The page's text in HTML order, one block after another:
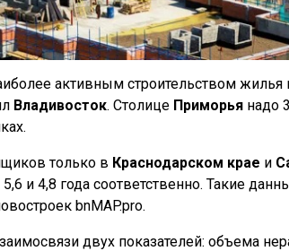
активным строительством жилья
Владивосток. Столице Приморья надо
только в Краснодарском крае и
и 4,8 года соответственно. Такие
bnMAP.pro.
двух показателей: объема